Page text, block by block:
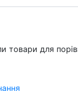
товари для